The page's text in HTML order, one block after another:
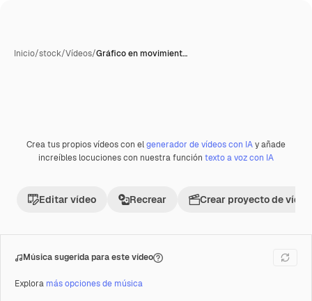
Inicio/stock/Vídeos/Gráfico en movimient…
Crea tus propios vídeos con elgenerador de vídeos con IAy añade
increíbles locuciones con nuestra función texto a voz con IA
Editar vídeo Recrear Crear proyecto de vídeo
Música sugerida para este vídeo
Explora más opciones de música